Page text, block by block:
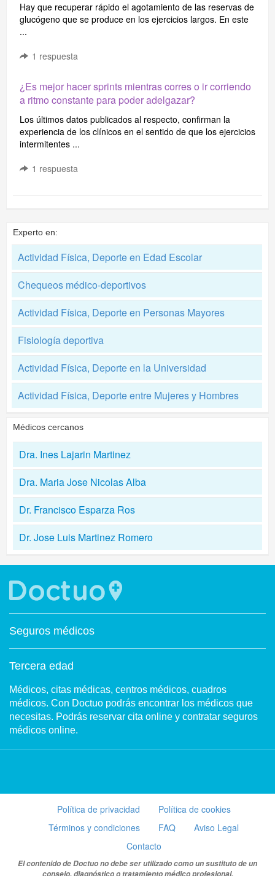
Hay que recuperar rápido el agotamiento de las reservas de
glucógeno que se produce en los ejercicios largos. En este
...
1 respuesta
¿Es mejor hacer sprints mientras corres o ir corriendo
a ritmo constante para poder adelgazar?
Los últimos datos publicados al respecto, confirman la
experiencia de los clínicos en el sentido de que los ejercicios
intermitentes ...
1 respuesta
Experto en:
Actividad Física, Deporte en Edad Escolar
Chequeos médico-deportivos
Actividad Física, Deporte en Personas Mayores
Fisiología deportiva
Actividad Física, Deporte en la Universidad
Actividad Física, Deporte entre Mujeres y Hombres
Médicos cercanos
Dra. Ines Lajarin Martinez
Dra. Maria Jose Nicolas Alba
Dr. Francisco Esparza Ros
Dr. Jose Luis Martinez Romero
Seguros médicos
Tercera edad
Médicos, citas médicas, centros médicos, cuadros
médicos. Con Doctuo podrás encontrar los médicos que
necesitas. Podrás reservar cita online y contratar seguros
médicos online.
Política de privacidad
Política de cookies
Términos y condiciones
FAQ
Aviso Legal
Contacto
El contenido de Doctuo no debe ser utilizado como un sustituto de un
consejo, diagnóstico o tratamiento médico profesional.